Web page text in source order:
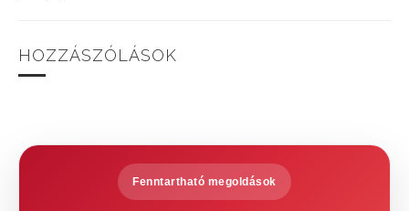
HOZZÁSZÓLÁSOK
Fenntartható megoldások